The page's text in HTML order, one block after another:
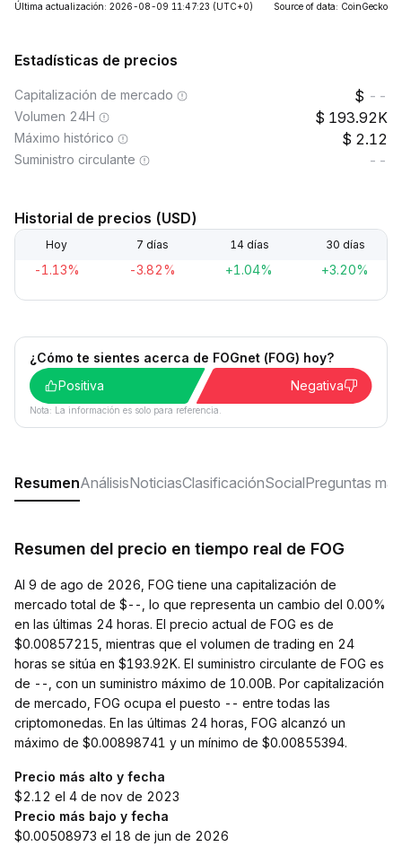
Última actualización: 2026-08-09 11:47:23 (UTC+0) Source of data: CoinGecko
Estadísticas de precios
Capitalización de mercado --
Volumen 24H 193.92K
Máximo histórico 2.12
Suministro circulante --
Historial de precios (USD)
Hoy 7 días 14 días 30 días
-1.13% -3.82% +1.04% +3.20%
¿Cómo te sientes acerca de FOGnet (FOG) hoy?
Positiva
Negativa
Nota: La información es solo para referencia.
ResumenAnálisisNoticiasClasificaciónSocialPreguntas
Resumen del precio en tiempo real de FOG
Al 9 de ago de 2026, FOG tiene una capitalización de
mercado total de $--, lo que representa un cambio del 0.00%
en las últimas 24 horas. El precio actual de FOG es de
$0.00857215, mientras que el volumen de trading en 24
horas se sitúa en $193.92K. El suministro circulante de FOG es
de --, con un suministro máximo de 10.00B. Por capitalización
de mercado, FOG ocupa el puesto -- entre todas las
criptomonedas. En las últimas 24 horas, FOG alcanzó un
máximo de $0.00898741 y un mínimo de $0.00855394.
Precio más alto y fecha
$2.12 el 4 de nov de 2023
Precio más bajo y fecha
$0.00508973 el 18 de jun de 2026